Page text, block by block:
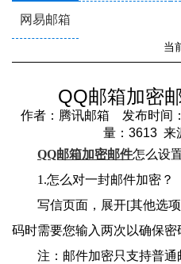
网易邮箱
当
QQ邮箱加密
作者：腾讯邮箱 发布时间
量：3613 来
QQ邮箱加密邮件怎么设
1.怎么对一封邮件加密？
写信页面，展开[其他选
码时需要您输入两次以确保密
注：邮件加密只支持普通